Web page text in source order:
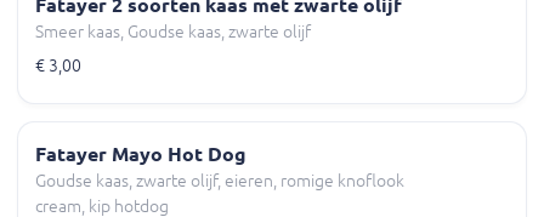
Fatayer 2 soorten kaas met zwarte olijf
Smeer kaas, Goudse kaas, zwarte olijf
€ 3,00
Fatayer Mayo Hot Dog
Goudse kaas, zwarte olijf, eieren, romige knoflook
cream, kip hotdog